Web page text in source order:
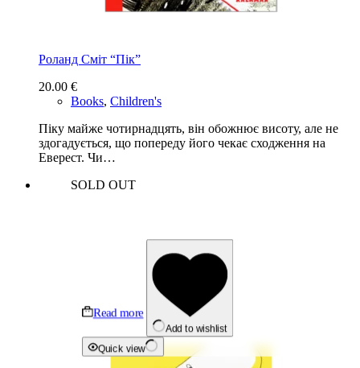
Роланд Сміт “Пiк”
20.00 €
Books, Children's
Піку майже чотирнадцять, він обожнює висоту, але не
здогадується, що попереду його чекає сходження на
Еверест. Чи…
SOLD OUT
Read more
Add to wishlist
Quick view